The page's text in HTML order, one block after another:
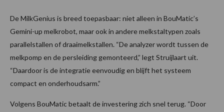
De MilkGenius is breed toepasbaar: niet alleen in BouMatic’s
Gemini-up melkrobot, maar ook in andere melkstaltypen zoals
parallelstallen of draaimelkstallen. “De analyzer wordt tussen de
melkpomp en de persleiding gemonteerd,” legt Struijlaart uit.
“Daardoor is de integratie eenvoudig en blijft het systeem
compact en onderhoudsarm.”
Volgens BouMatic betaalt de investering zich snel terug. “Door